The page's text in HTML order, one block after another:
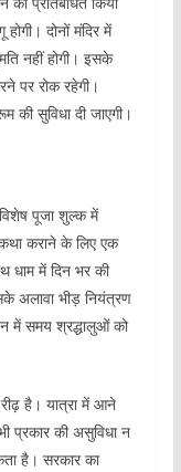
दोनों मंदिर में
नहीं होगी। इसके
पर रोक रहेगी।
सुविधा दी जाएगी।
पूजा शुल्क में
कथा कराने के लिए एक
धाम में दिन भर की
अलावा भीड़ नियंत्रण
में समय श्रद्धालुओं को
रीढ़ है। यात्रा में आने
प्रकार की असुविधा न
है। सरकार का